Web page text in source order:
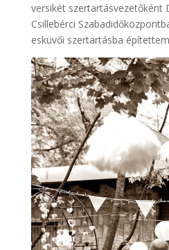
versikét szertartásvezetőként
Csillebérci
esküvői szertartásba